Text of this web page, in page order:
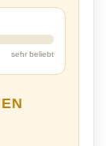
sehr beliebt